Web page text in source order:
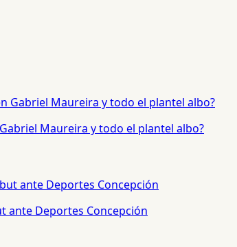
Maureira y todo el plantel albo?
ante Deportes Concepción